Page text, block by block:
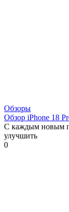
Обзоры
Обзор iPhone 18
С каждым новым
улучшить
0